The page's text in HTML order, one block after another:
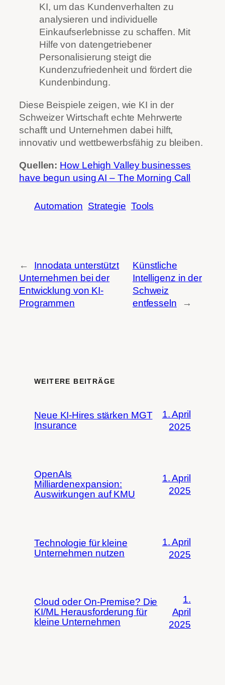
KI, um das Kundenverhalten zu
analysieren und individuelle
Einkaufserlebnisse zu schaffen. Mit
Hilfe von datengetriebener
Personalisierung steigt die
Kundenzufriedenheit und fördert die
Kundenbindung.
Diese Beispiele zeigen, wie KI in der
Schweizer Wirtschaft echte Mehrwerte
schafft und Unternehmen dabei hilft,
innovativ und wettbewerbsfähig zu bleiben.
Quellen: How Lehigh Valley businesses
have begun using AI – The Morning Call
Automation Strategie Tools
←
Innodata unterstützt
Unternehmen bei der
Entwicklung von KI-
Programmen
Künstliche
Intelligenz in der
Schweiz
entfesseln
→
WEITERE BEITRÄGE
Neue KI-Hires stärken MGT
Insurance
1. April
2025
OpenAIs
Milliardenexpansion:
Auswirkungen auf KMU
1. April
2025
Technologie für kleine
Unternehmen nutzen
1. April
2025
Cloud oder On-Premise? Die
KI/ML Herausforderung für
kleine Unternehmen
1.
April
2025